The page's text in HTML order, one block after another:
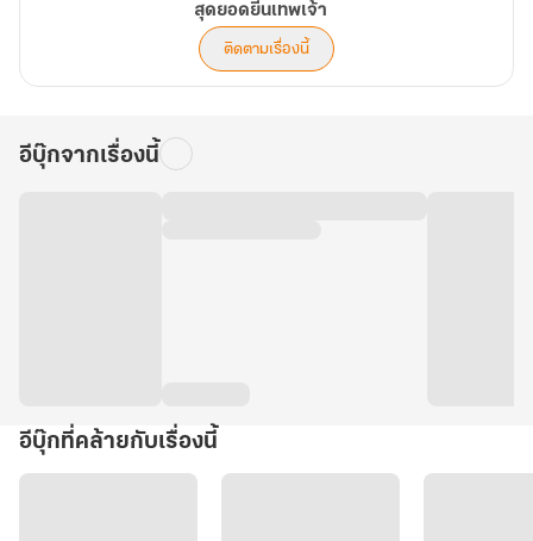
สุดยอดยีนเทพเจ้า
ติดตามเรื่องนี้
อีบุ๊กจากเรื่องนี้
อีบุ๊กที่คล้ายกับเรื่องนี้